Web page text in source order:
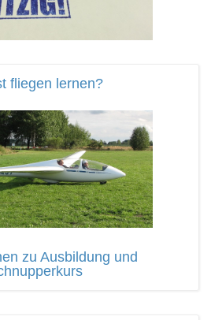
fliegen lernen?
zu Ausbildung und